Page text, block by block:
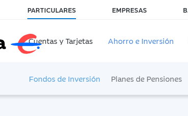
PARTICULARES EMPRESAS
Cuentas y Tarjetas Ahorro e Inversión
Fondos de Inversión Planes de Pensiones